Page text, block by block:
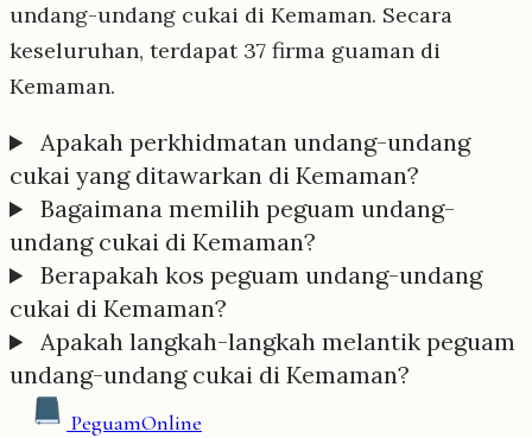
undang-undang cukai di Kemaman. Secara
keseluruhan, terdapat 37 firma guaman di
Kemaman.
Apakah perkhidmatan undang-undang
cukai yang ditawarkan di Kemaman?
Bagaimana memilih peguam undang-
undang cukai di Kemaman?
Berapakah kos peguam undang-undang
cukai di Kemaman?
Apakah langkah-langkah melantik peguam
undang-undang cukai di Kemaman?
PeguamOnline